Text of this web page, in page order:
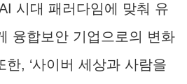
시대 패러다임에 맞춰 유
융합보안 기업으로의 변화
, ‘사이버 세상과 사람을